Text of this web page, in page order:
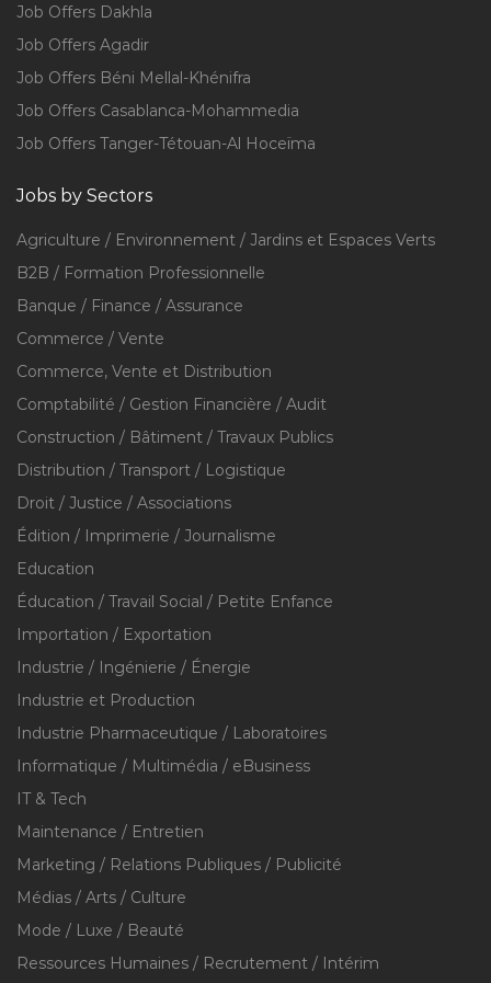
Job Offers Dakhla
Job Offers Agadir
Job Offers Béni Mellal-Khénifra
Job Offers Casablanca-Mohammedia
Job Offers Tanger-Tétouan-Al Hoceïma
Jobs by Sectors
Agriculture / Environnement / Jardins et Espaces Verts
B2B / Formation Professionnelle
Banque / Finance / Assurance
Commerce / Vente
Commerce, Vente et Distribution
Comptabilité / Gestion Financière / Audit
Construction / Bâtiment / Travaux Publics
Distribution / Transport / Logistique
Droit / Justice / Associations
Édition / Imprimerie / Journalisme
Education
Éducation / Travail Social / Petite Enfance
Importation / Exportation
Industrie / Ingénierie / Énergie
Industrie et Production
Industrie Pharmaceutique / Laboratoires
Informatique / Multimédia / eBusiness
IT & Tech
Maintenance / Entretien
Marketing / Relations Publiques / Publicité
Médias / Arts / Culture
Mode / Luxe / Beauté
Ressources Humaines / Recrutement / Intérim